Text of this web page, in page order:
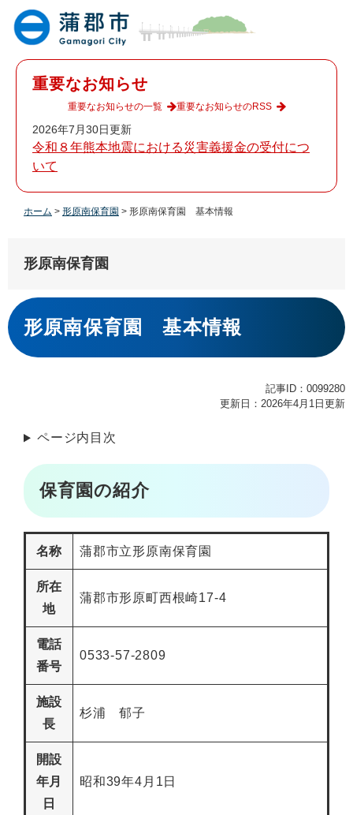
重要なお知らせ
2026年7月30日更新
令和８年熊本地震における災害義援金の受付につ
いて
重要なお知らせの一覧 重要なお知らせのRSS
ホーム > 形原南保育園 > 形原南保育園 基本情報
形原南保育園
本
文
形原南保育園 基本情報
記事ID：0099280
更新日：2026年4月1日更新
ページ内目次
保育園の紹介
名称 蒲郡市立形原南保育園
所在
地
蒲郡市形原町西根崎17-4
電話
番号
0533-57-2809
施設
長
杉浦 郁子
開設
年月
日
昭和39年4月1日